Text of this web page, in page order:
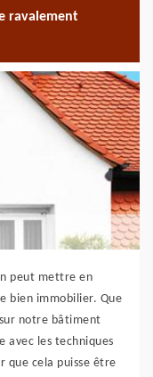
ravalement
peut mettre en
bien immobilier. Que
notre bâtiment
avec les techniques
que cela puisse être